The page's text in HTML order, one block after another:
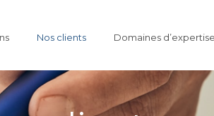
Nos clients Domaines d’expertise